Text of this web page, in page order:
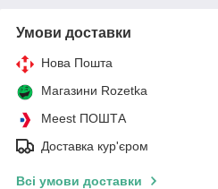
Умови доставки
Нова Пошта
Магазини Rozetka
Meest ПОШТА
Доставка кур'єром
Всі умови доставки